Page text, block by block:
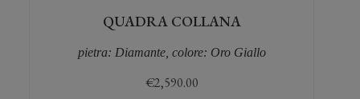
QUADRA COLLANA
pietra: Diamante, colore: Oro Giallo
€2,590.00